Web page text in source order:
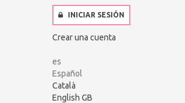
INICIAR SESIÓN
Crear una cuenta
es
Español
Català
English GB